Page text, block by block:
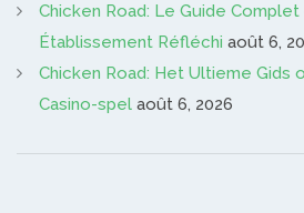
Chicken Road: Le Guide
Établissement Réfléchi août 6,
Chicken Road: Het Ultieme Gids
Casino-spel août 6, 2026